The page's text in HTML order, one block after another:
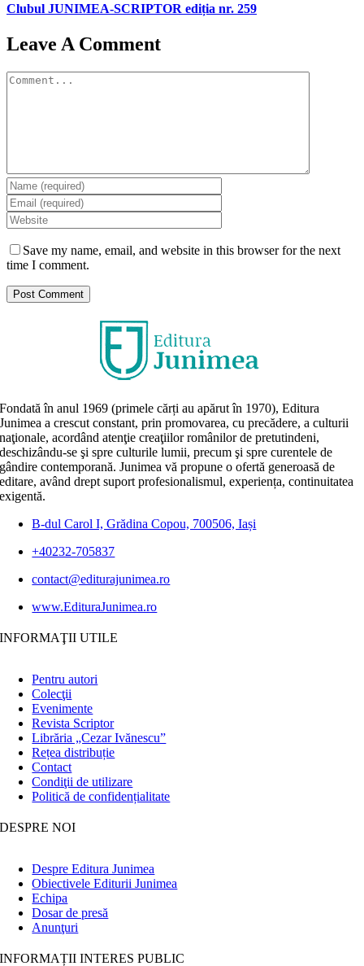
Clubul JUNIMEA-SCRIPTOR ediția nr. 259
Leave A Comment
Comment
Save my name, email, and website in this browser for the next
time I comment.
Fondată în anul 1969 (primele cărți au apărut în 1970), Editura
Junimea a crescut constant, prin promovarea, cu precădere, a culturii
naţionale, acordând atenţie creaţiilor românilor de pretutindeni,
deschizându-se şi spre culturile lumii, precum şi spre curentele de
gândire contemporană. Junimea vă propune o ofertă generoasă de
editare, având drept suport profesionalismul, experiența, continuitatea
exigentă.
B-dul Carol I, Grădina Copou, 700506, Iași
+40232-705837
contact@editurajunimea.ro
www.EdituraJunimea.ro
INFORMAŢII UTILE
Pentru autori
Colecţii
Evenimente
Revista Scriptor
Librăria „Cezar Ivănescu”
Rețea distribuție
Contact
Condiţii de utilizare
Politică de confidențialitate
DESPRE NOI
Despre Editura Junimea
Obiectivele Editurii Junimea
Echipa
Dosar de presă
Anunţuri
INFORMAȚII INTERES PUBLIC